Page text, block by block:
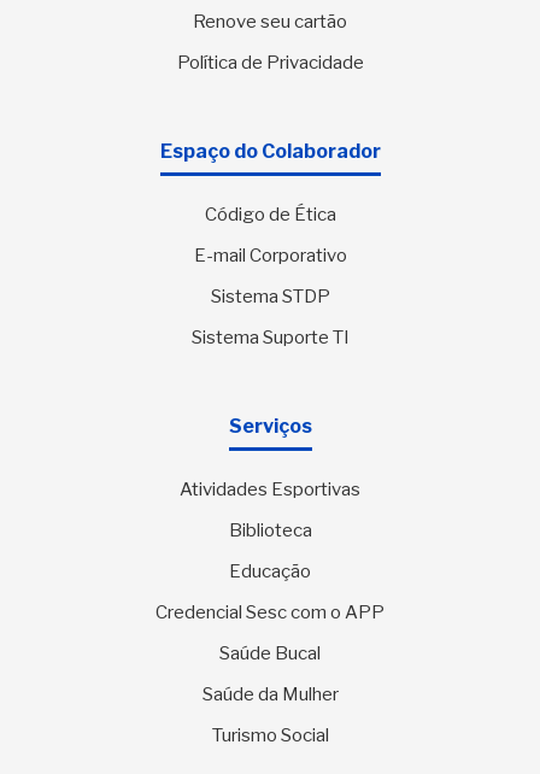
Renove seu cartão
Política de Privacidade
Espaço do Colaborador
Código de Ética
E-mail Corporativo
Sistema STDP
Sistema Suporte TI
Serviços
Atividades Esportivas
Biblioteca
Educação
Credencial Sesc com o APP
Saúde Bucal
Saúde da Mulher
Turismo Social